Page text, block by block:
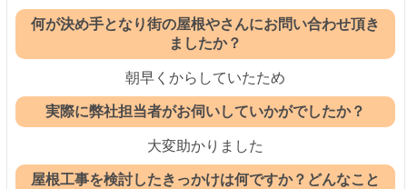
何が決め手となり街の屋根やさんにお問い合わせ頂き
ましたか？
朝早くからしていたため
実際に弊社担当者がお伺いしていかがでしたか？
大変助かりました
屋根工事を検討したきっかけは何ですか？どんなこと